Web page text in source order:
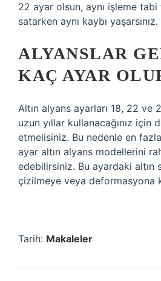
22 ayar olsun, aynı işleme tabi
satarken aynı kaybı yaşarsınız.
ALYANSLAR
KAÇ AYAR
Altın alyans ayarları 18, 22 ve
uzun yıllar kullanacağınız için
etmelisiniz. Bu nedenle en
ayar altın alyans modellerini
edebilirsiniz. Bu ayardaki altın
çizilmeye veya deformasyona
Tarih: Makaleler